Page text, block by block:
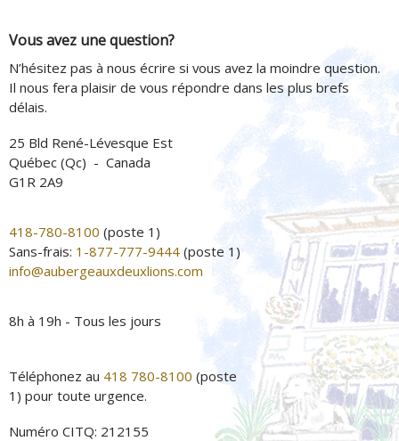
Vous avez une question?
N’hésitez pas à nous écrire si vous avez la moindre question.
Il nous fera plaisir de vous répondre dans les plus brefs
délais.
25 Bld René-Lévesque Est
Québec (Qc) - Canada
G1R 2A9
418-780-8100 (poste 1)
Sans-frais: 1-877-777-9444 (poste 1)
info@aubergeauxdeuxlions.com
8h à 19h - Tous les jours
Téléphonez au 418 780-8100 (poste
1) pour toute urgence.
Numéro CITQ: 212155